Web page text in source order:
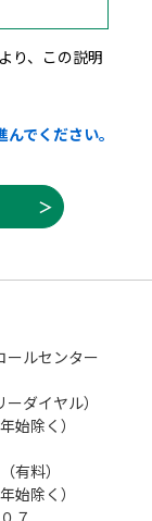
テム利
同利用
以下
出等の
シス
い
ものと
必ずこ
の規
しま
り、この説明
でください。
ールセンター
ダイヤル）
始除く）
有料）
始除く）